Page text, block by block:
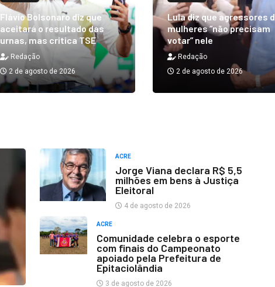
Flávio Bolsonaro diz que
aceitará o resultado das
urnas, mas critica TSE
Redação
2 de agosto de 2026
Lula diz que agressores
mulheres “não precisam
votar” nele
Redação
2 de agosto de 2026
ACRE
Jorge Viana declara R$ 5,5
milhões em bens à Justiça
Eleitoral
4 de agosto de 2026
ACRE
Comunidade celebra o esporte
com finais do Campeonato
apoiado pela Prefeitura de
Epitaciolândia
3 de agosto de 2026